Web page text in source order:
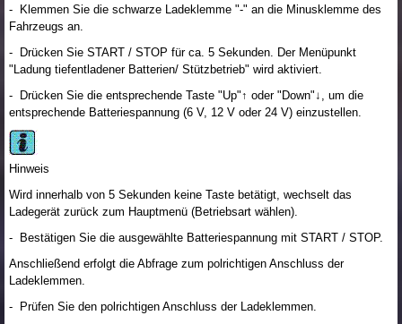
- Klemmen Sie die schwarze Ladeklemme "-" an die Minusklemme des
Fahrzeugs an.
- Drücken Sie START / STOP für ca. 5 Sekunden. Der Menüpunkt
"Ladung tiefentladener Batterien/ Stützbetrieb" wird aktiviert.
- Drücken Sie die entsprechende Taste "Up"↑ oder "Down"↓, um die
entsprechende Batteriespannung (6 V, 12 V oder 24 V) einzustellen.
Hinweis
Wird innerhalb von 5 Sekunden keine Taste betätigt, wechselt das
Ladegerät zurück zum Hauptmenü (Betriebsart wählen).
- Bestätigen Sie die ausgewählte Batteriespannung mit START / STOP.
Anschließend erfolgt die Abfrage zum polrichtigen Anschluss der
Ladeklemmen.
- Prüfen Sie den polrichtigen Anschluss der Ladeklemmen.